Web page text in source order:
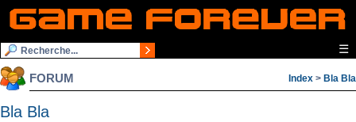
☰
FORUM Index > Bla Bla
Bla Bla